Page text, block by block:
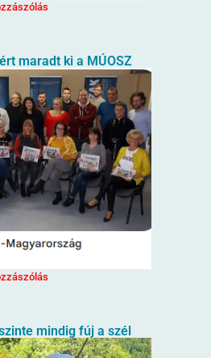
maradt ki a MÚOSZ
mindig fúj a szél